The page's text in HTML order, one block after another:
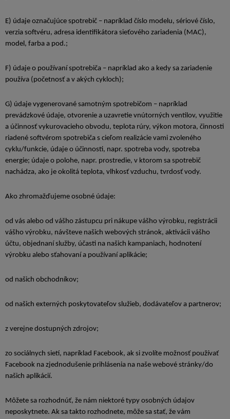
E) údaje označujúce spotrebič – napríklad číslo modelu, sériové číslo,
verzia softvéru, adresa identifikátora sieťového zariadenia (MAC),
model, farba a pod.;
F) údaje o používaní spotrebiča – napríklad ako a kedy sa zariadenie
používa (početnosť a v akých cykloch);
G) údaje vygenerované samotným spotrebičom – napríklad
prevádzkové údaje, otvorenie a uzavretie vnútorných ventilov, využitie
a účinnosť vykurovacieho obvodu, teplota rúry, výkon motora, činnosti
riadené softvérom spotrebiča s cieľom realizácie vami zvoleného
cyklu/funkcie, údaje o účinnosti, napr. spotreba vody, spotreba
energie; údaje o polohe, napr. prostredie, v ktorom sa spotrebič
nachádza, ako je okolitá teplota, vlhkosť vzduchu, tvrdosť vody.
Ako zhromažďujeme osobné údaje:
od vás alebo od vášho zástupcu pri nákupe vášho výrobku, registrácii
vášho výrobku, návšteve našich webových stránok, aktivácii vášho
účtu, objednaní služby, účasti na našich kampaniach, hodnotení
výrobku alebo sťahovaní a používaní aplikácie;
od našich obchodníkov;
od našich externých poskytovateľov služieb, dodávateľov a partnerov;
z verejne dostupných zdrojov;
zo sociálnych sietí, napríklad Facebook, ak si zvolíte možnosť používať
Facebook na zjednodušenie prihlásenia na naše webové stránky/do
našich aplikácií.
Môžete sa rozhodnúť, že nám niektoré typy osobných údajov
neposkytnete. Ak sa takto rozhodnete, môže sa stať, že vám